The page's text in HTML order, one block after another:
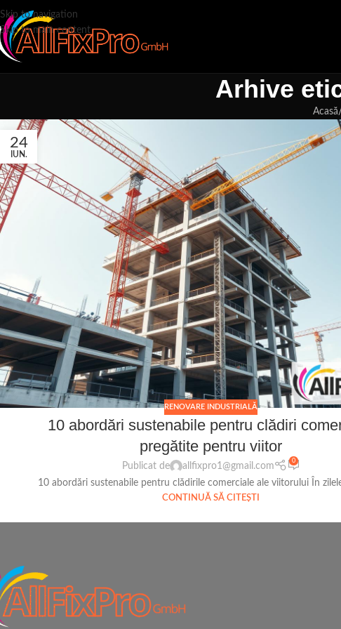
Skip to navigation
Skip to main content
Arhive
Acasă/
24
IUN.
RENOVARE INDUSTRIALĂ
10 abordări sustenabile pentru clădiri
pregătite pentru viitor
Publicat de allfixpro1@gmail.com
0
10 abordări sustenabile pentru clădirile comerciale ale viitorului În
CONTINUĂ SĂ CITEȘTI